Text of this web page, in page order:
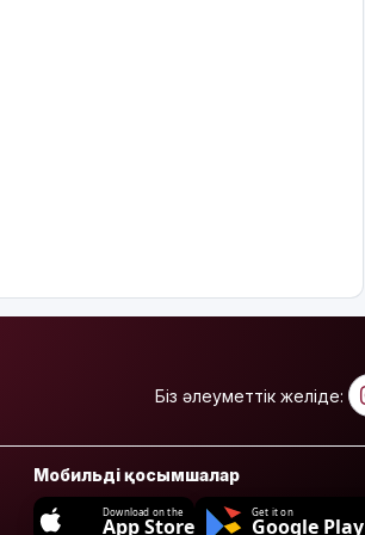
Біз әлеуметтік желіде:
Мобильді қосымшалар
Download on the
App Store
Get it on
Google Play